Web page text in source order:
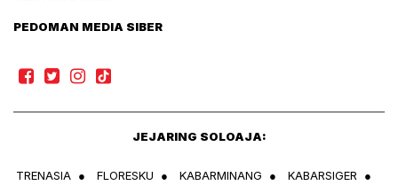
PEDOMAN MEDIA SIBER
JEJARING SOLOAJA:
TRENASIA ● FLORESKU ● KABARMINANG ● KABARSIGER ●